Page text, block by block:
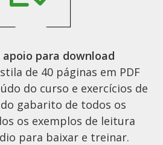
para download
de 40 páginas em PDF
do curso e exercícios de
gabarito de todos os
os exemplos de leitura
para baixar e treinar.